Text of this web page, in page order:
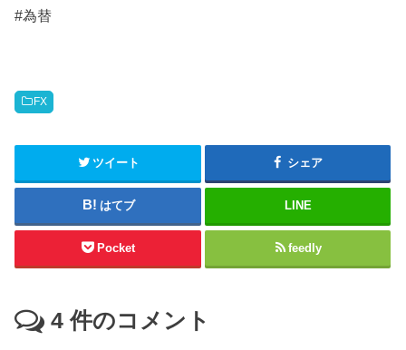
#為替
FX
ツイート シェア
はてブ LINE
Pocket feedly
4 件のコメント